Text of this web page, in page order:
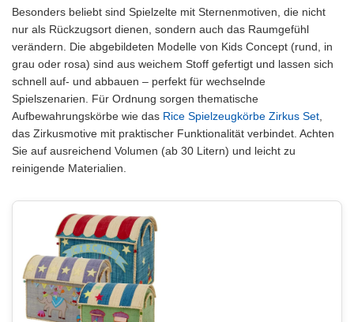
Besonders beliebt sind Spielzelte mit Sternenmotiven, die nicht
nur als Rückzugsort dienen, sondern auch das Raumgefühl
verändern. Die abgebildeten Modelle von Kids Concept (rund, in
grau oder rosa) sind aus weichem Stoff gefertigt und lassen sich
schnell auf- und abbauen – perfekt für wechselnde
Spielszenarien. Für Ordnung sorgen thematische
Aufbewahrungskörbe wie das Rice Spielzeugkörbe Zirkus Set
das Zirkusmotive mit praktischer Funktionalität verbindet. Achten
Sie auf ausreichend Volumen (ab 30 Litern) und leicht zu
reinigende Materialien.